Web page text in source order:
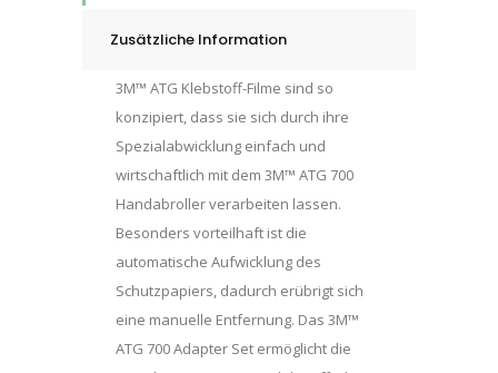
Zusätzliche Information
3M™ ATG Klebstoff-Filme sind so
konzipiert, dass sie sich durch ihre
Spezialabwicklung einfach und
wirtschaftlich mit dem 3M™ ATG 700
Handabroller verarbeiten lassen.
Besonders vorteilhaft ist die
automatische Aufwicklung des
Schutzpapiers, dadurch erübrigt sich
eine manuelle Entfernung. Das 3M™
ATG 700 Adapter Set ermöglicht die